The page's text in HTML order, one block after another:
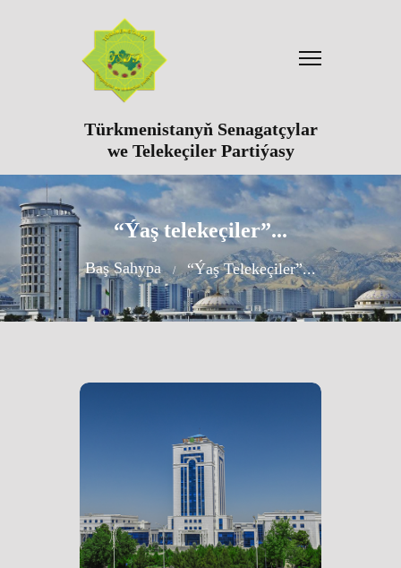
Türkmenistanyň Senagatçylar
we Telekeçiler Partiýasy
“Ýaş telekeçiler”...
Baş Sahypa “Ýaş Telekeçiler”...